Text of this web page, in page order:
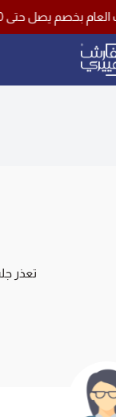
مناطق المملكة باستخدام كود خصم ( فرصة )
العييري
تعذر